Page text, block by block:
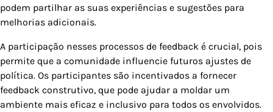
podem partilhar as suas experiências e sugestões para
melhorias adicionais.
A participação nesses processos de feedback é crucial, pois
permite que a comunidade influencie futuros ajustes de
política. Os participantes são incentivados a fornecer
feedback construtivo, que pode ajudar a moldar um
ambiente mais eficaz e inclusivo para todos os envolvidos.